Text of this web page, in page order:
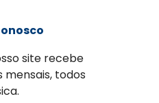
site recebe
mensais, todos